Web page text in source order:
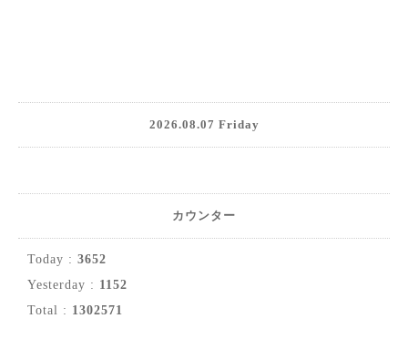
2026.08.07 Friday
カウンター
Today : 3652
Yesterday : 1152
Total : 1302571